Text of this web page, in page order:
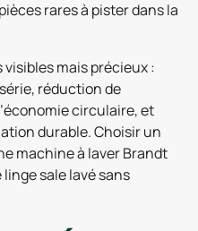
rares à pister dans la
mais précieux :
réduction de
circulaire, et
durable. Choisir un
machine à laver Brandt
sale lavé sans